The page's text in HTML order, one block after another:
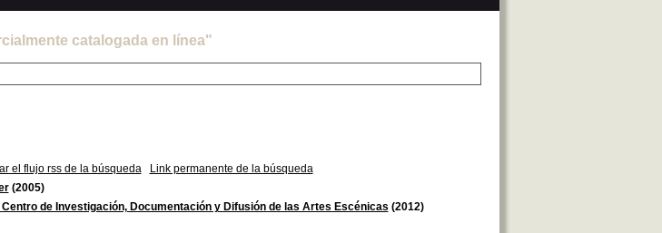
catalogada en línea"
el flujo rss de la búsqueda
Link permanente de la búsqueda
(2005)
Centro de Investigación, Documentación y Difusión de las Artes Escénicas (2012)